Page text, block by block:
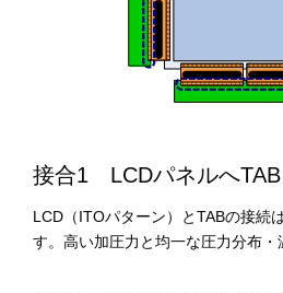
接合1 LCDパネルへTAB
LCD（ITOパターン）とTABの接続
す。高い加圧力と均一な圧力分布